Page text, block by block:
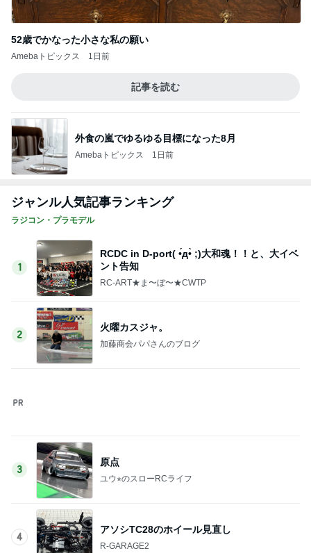
ラジコン・プラモデル
RCDC in D-port( •́д•̀ ;)大和魂！！と、大イベ
ント告知
RC-ART★ま〜ぼ〜★CWTP
2
加藤商会パパさんのブログ
3
ユウ⭐︎のスローRCライフ
4
アソシTC28のホイール見直し
5
夏の陣 参加の皆様へ。
加藤商会パパさんのブログ
レジェンド松下のなんでもプレゼン！
Amebaトピックス
リテーナー紛失で約23,000円の出費
Amebaトピックス 2日前